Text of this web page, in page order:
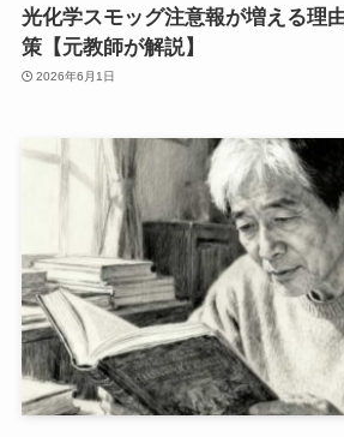
光化学スモッグ注意報が増える理
策【元教師が解説】
2026年6月1日